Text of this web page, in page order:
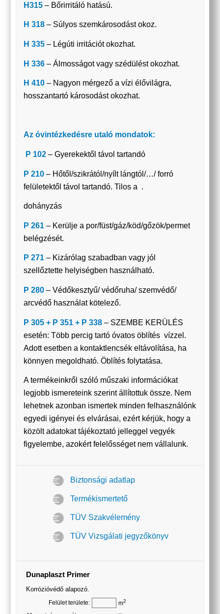
H315 – Bőrirritáló hatású.
H 318 – Súlyos szemkárosodást okoz.
H 335 – Légúti irritációt okozhat.
H 336 – Álmosságot vagy szédülést okozhat.
H 410 – Nagyon mérgező a vízi élővilágra,
hosszantartó károsodást okozhat.
Az óvintézkedésre utaló mondatok:
P 102 – Gyerekektől távol tartandó
P 210 – Hőtől/szikrától/nyílt lángtól/…/ forró
felületektől távol tartandó. Tilos a .
dohányzás
P 261 – Kerülje a por/füst/gáz/köd/gőzök/permet
belégzését.
P 271 – Kizárólag szabadban vagy jól
szellőztette helyiségben használható.
P 280 – Védőkesztyű/ védőruha/ szemvédő/
arcvédő használat kötelező.
P 305 + P 351 + P 338 – SZEMBE KERÜLÉS
esetén: Több percig tartó óvatos öblítés vízzel.
Adott esetben a kontaktlencsék eltávolítása, ha
könnyen megoldható. Öblítés folytatása.
A termékeinkről szóló műszaki információkat
legjobb ismereteink szerint állítottuk össze. Nem
lehetnek azonban ismertek minden felhasználónk
egyedi igényei és elvárásai, ezért kérjük, hogy a
közölt adatokat tájékoztató jelleggel vegyék
figyelembe, azokért felelősséget nem vállalunk.
Biztonsági adatlap
Termékismertető
TÜV Szakvélemény
TÜV Vizsgálati jegyzőkönyv
Dunaplaszt Primer
Korrózióvédő alapozó.
Felület területe: m2